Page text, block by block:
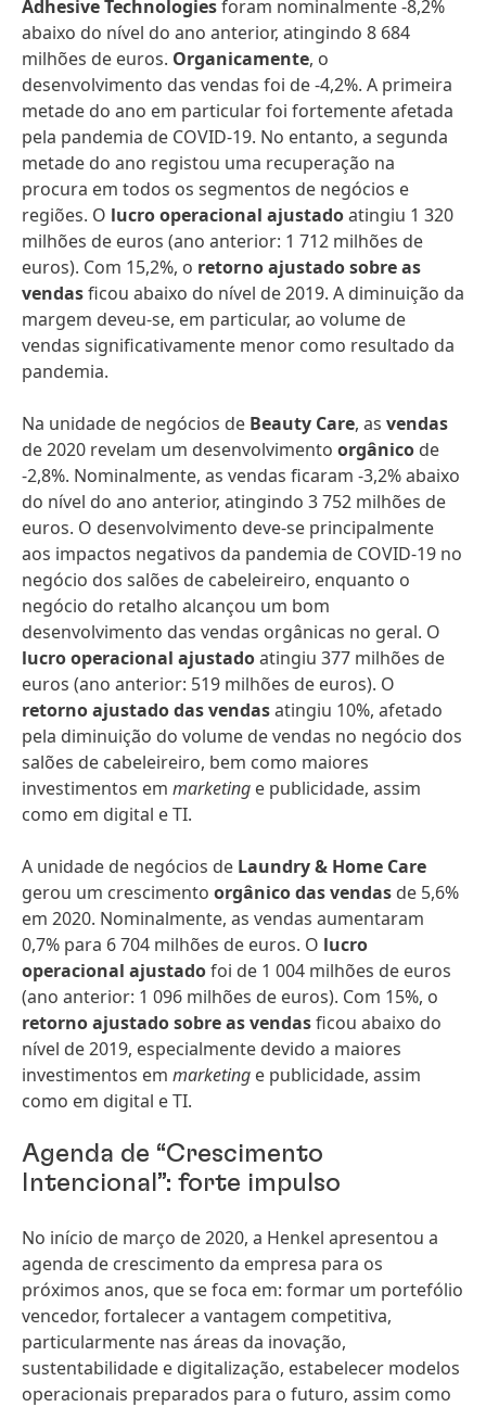
Adhesive Technologiesforam nominalmente -8,2%
abaixo do nível do ano anterior, atingindo 8 684
milhões de euros. Organicamente, o
desenvolvimento das vendas foi de -4,2%. A primeira
metade do ano em particular foi fortemente afetada
pela pandemia de COVID-19. No entanto, a segunda
metade do ano registou uma recuperação na
procura em todos os segmentos de negócios e
regiões. O lucro operacional ajustadoatingiu 1 320
milhões de euros (ano anterior: 1 712 milhões de
euros). Com 15,2%, o retorno ajustado sobre as
vendasficou abaixo do nível de 2019. A diminuição da
margem deveu-se, em particular, ao volume de
vendas significativamente menor como resultado da
pandemia.
Na unidade de negócios de Beauty Care, as vendas
de 2020 revelam um desenvolvimento orgânico de
-2,8%. Nominalmente, as vendas ficaram -3,2% abaixo
do nível do ano anterior, atingindo 3 752 milhões de
euros. O desenvolvimento deve-se principalmente
aos impactos negativos da pandemia de COVID-19 no
negócio dos salões de cabeleireiro, enquanto o
negócio do retalho alcançou um bom
desenvolvimento das vendas orgânicas no geral. O
lucro operacional ajustadoatingiu 377 milhões de
euros (ano anterior: 519 milhões de euros). O
retorno ajustado das vendasatingiu 10%, afetado
pela diminuição do volume de vendas no negócio dos
salões de cabeleireiro, bem como maiores
investimentos em marketing e publicidade, assim
como em digital e TI.
A unidade de negócios de Laundry & Home Care
gerou um crescimento orgânico das vendas de 5,6%
em 2020. Nominalmente, as vendas aumentaram
0,7% para 6 704 milhões de euros. O lucro
operacional ajustadofoi de 1 004 milhões de euros
(ano anterior: 1 096 milhões de euros). Com 15%, o
retorno ajustado sobre as vendasficou abaixo do
nível de 2019, especialmente devido a maiores
investimentos em marketing e publicidade, assim
como em digital e TI.
Agenda de “Crescimento
Intencional”: forte impulso
No início de março de 2020, a Henkel apresentou a
agenda de crescimento da empresa para os
próximos anos, que se foca em: formar um portefólio
vencedor, fortalecer a vantagem competitiva,
particularmente nas áreas da inovação,
sustentabilidade e digitalização, estabelecer modelos
operacionais preparados para o futuro, assim como